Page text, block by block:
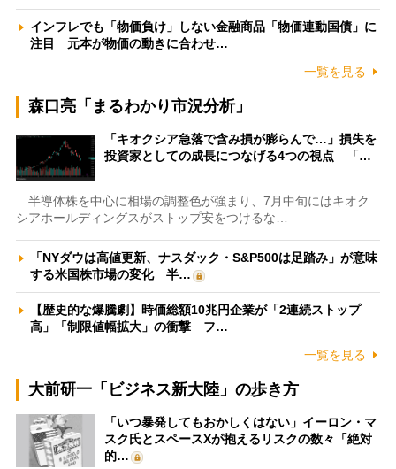
インフレでも「物価負け」しない金融商品「物価連動国債」に
注目 元本が物価の動きに合わせ…
一覧を見る
森口亮「まるわかり市況分析」
「キオクシア急落で含み損が膨らんで…」損失を
投資家としての成長につなげる4つの視点 「…
半導体株を中心に相場の調整色が強まり、7月中旬にはキオク
シアホールディングスがストップ安をつけるな…
「NYダウは高値更新、ナスダック・S&P500は足踏み」が意味
する米国株市場の変化 半…
【歴史的な爆騰劇】時価総額10兆円企業が「2連続ストップ
高」「制限値幅拡大」の衝撃 フ…
一覧を見る
大前研一「ビジネス新大陸」の歩き方
「いつ暴発してもおかしくはない」イーロン・マ
スク氏とスペースXが抱えるリスクの数々「絶対
的…